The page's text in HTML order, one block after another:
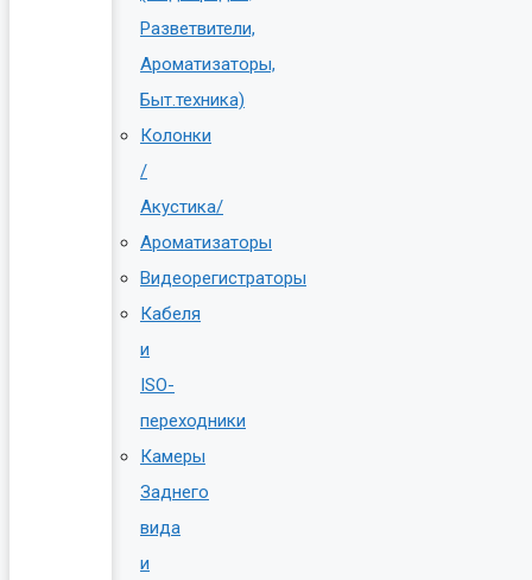
Разветвители,
Ароматизаторы,
Быт.техника)
Колонки
/
Акустика/
Ароматизаторы
Видеорегистраторы
Кабеля
и
ISO-
переходники
Камеры
Заднего
вида
и